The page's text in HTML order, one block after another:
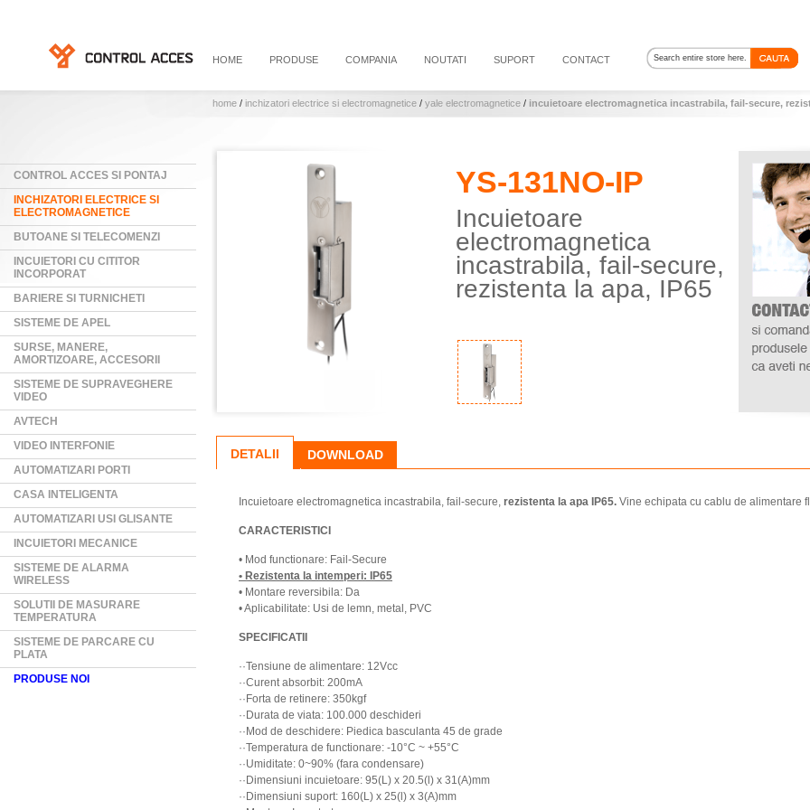
HOME PRODUSE COMPANIA NOUTATI SUPORT CONTACT
home / inchizatori electrice si electromagnetice / yale electromagnetice / incuietoare electromagnetica incastrabila, fail-secure,
CONTROL ACCES SI PONTAJ
INCHIZATORI ELECTRICE SI
ELECTROMAGNETICE
BUTOANE SI TELECOMENZI
INCUIETORI CU CITITOR
INCORPORAT
BARIERE SI TURNICHETI
SISTEME DE APEL
SURSE, MANERE,
AMORTIZOARE, ACCESORII
SISTEME DE SUPRAVEGHERE
VIDEO
AVTECH
VIDEO INTERFONIE
AUTOMATIZARI PORTI
CASA INTELIGENTA
AUTOMATIZARI USI GLISANTE
INCUIETORI MECANICE
SISTEME DE ALARMA
WIRELESS
SOLUTII DE MASURARE
TEMPERATURA
SISTEME DE PARCARE CU
PLATA
PRODUSE NOI
YS-131NO-IP
Incuietoare
electromagnetica
incastrabila, fail-secure,
rezistenta la apa, IP65
DETALII DOWNLOAD
Incuietoare electromagnetica incastrabila, fail-secure, rezistenta la apa IP65. Vine echipata cu cablu de alimentare
CARACTERISTICI
• Mod functionare: Fail-Secure
• Rezistenta la intemperi: IP65
• Montare reversibila: Da
• Aplicabilitate: Usi de lemn, metal, PVC
SPECIFICATII
··Tensiune de alimentare: 12Vcc
··Curent absorbit: 200mA
··Forta de retinere: 350kgf
··Durata de viata: 100.000 deschideri
··Mod de deschidere: Piedica basculanta 45 de grade
··Temperatura de functionare: -10°C ~ +55°C
··Umiditate: 0~90% (fara condensare)
··Dimensiuni incuietoare: 95(L) x 20.5(l) x 31(A)mm
··Dimensiuni suport: 160(L) x 25(l) x 3(A)mm